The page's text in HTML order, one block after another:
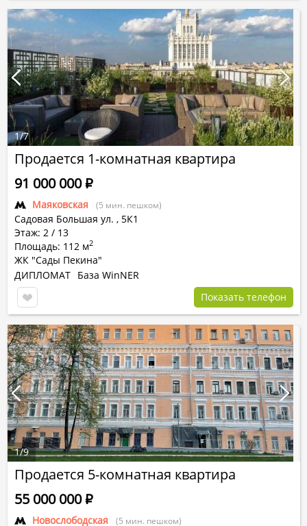
Продается 1-комнатная квартира
Маяковская (5 мин. пешком)
Садовая Большая ул. , 5К1
Этаж: 2 / 13
Площадь: 112 м2
ЖК "Сады Пекина"
91 000 000Р
ДИПЛОМАТ База WinNER
Показать телефон
1/7
Продается 5-комнатная квартира
Новослободская (5 мин. пешком)
55 000 000Р
1/9